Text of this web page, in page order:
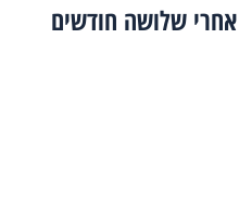
שלושה חודשים